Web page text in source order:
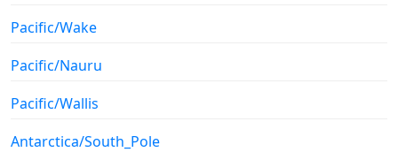
Pacific/Wake
Pacific/Nauru
Pacific/Wallis
Antarctica/South_Pole